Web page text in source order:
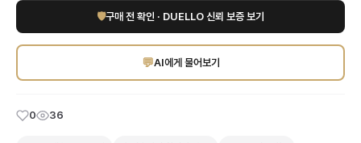
🛡구매 전 확인 · DUELLO 신뢰 보증 보기
💬AI에게 물어보기
0 36